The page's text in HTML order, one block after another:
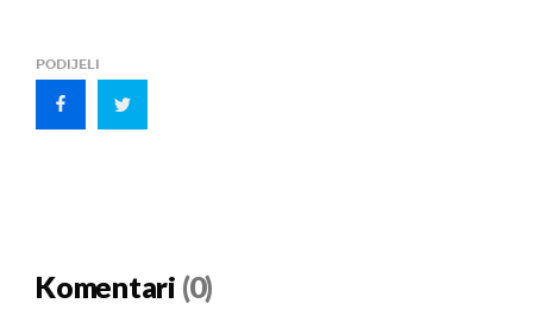
PODIJELI
Komentari (0)